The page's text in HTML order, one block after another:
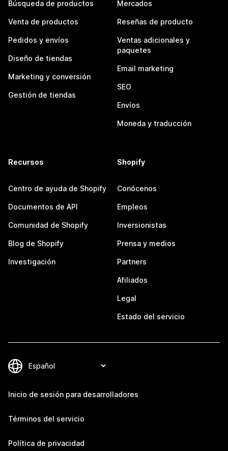
Búsqueda de productos
Venta de productos
Pedidos y envíos
Diseño de tiendas
Marketing y conversión
Gestión de tiendas
Mercados
Reseñas de producto
Ventas adicionales y
paquetes
Email marketing
SEO
Envíos
Moneda y traducción
Recursos
Centro de ayuda de Shopify
Documentos de API
Comunidad de Shopify
Blog de Shopify
Investigación
Shopify
Conócenos
Empleos
Inversionistas
Prensa y medios
Partners
Afiliados
Legal
Estado del servicio
Inicio de sesión para desarrolladores
Términos del servicio
Política de privacidad